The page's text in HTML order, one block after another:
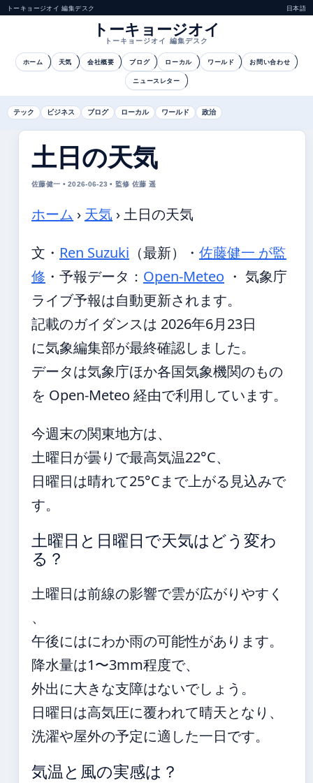
トーキョージオイ 編集デスク 日本語
トーキョージオイ
トーキョージオイ 編集デスク
ホーム 天気 会社概要 ブログ ローカル ワールド お問い合わせ
ニュースレター
テック ビジネス ブログ ローカル ワールド 政治
土日の天気
佐藤健一 • 2026-06-23 • 監修 佐藤 遥
ホーム › 天気 ›土日の天気
文・ Ren Suzuki （最新） ・ 佐藤健一 が監
修 ・ 予報データ： Open-Meteo ・ 気象庁
ライブ予報は自動更新されます。
記載のガイダンスは 2026年6月23日
に気象編集部が最終確認しました。
データは気象庁ほか各国気象機関のもの
を Open-Meteo 経由で利用しています。
今週末の関東地方は、
土曜日が曇りで最高気温22°C、
日曜日は晴れて25°Cまで上がる見込みで
す。
土曜日と日曜日で天気はどう変わ
る？
土曜日は前線の影響で雲が広がりやすく
、
午後にはにわか雨の可能性があります。
降水量は1〜3mm程度で、
外出に大きな支障はないでしょう。
日曜日は高気圧に覆われて晴天となり、
洗濯や屋外の予定に適した一日です。
気温と風の実感は？